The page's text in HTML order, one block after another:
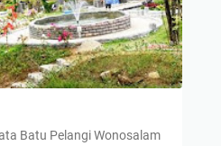
Batu Pelangi Wonosalam